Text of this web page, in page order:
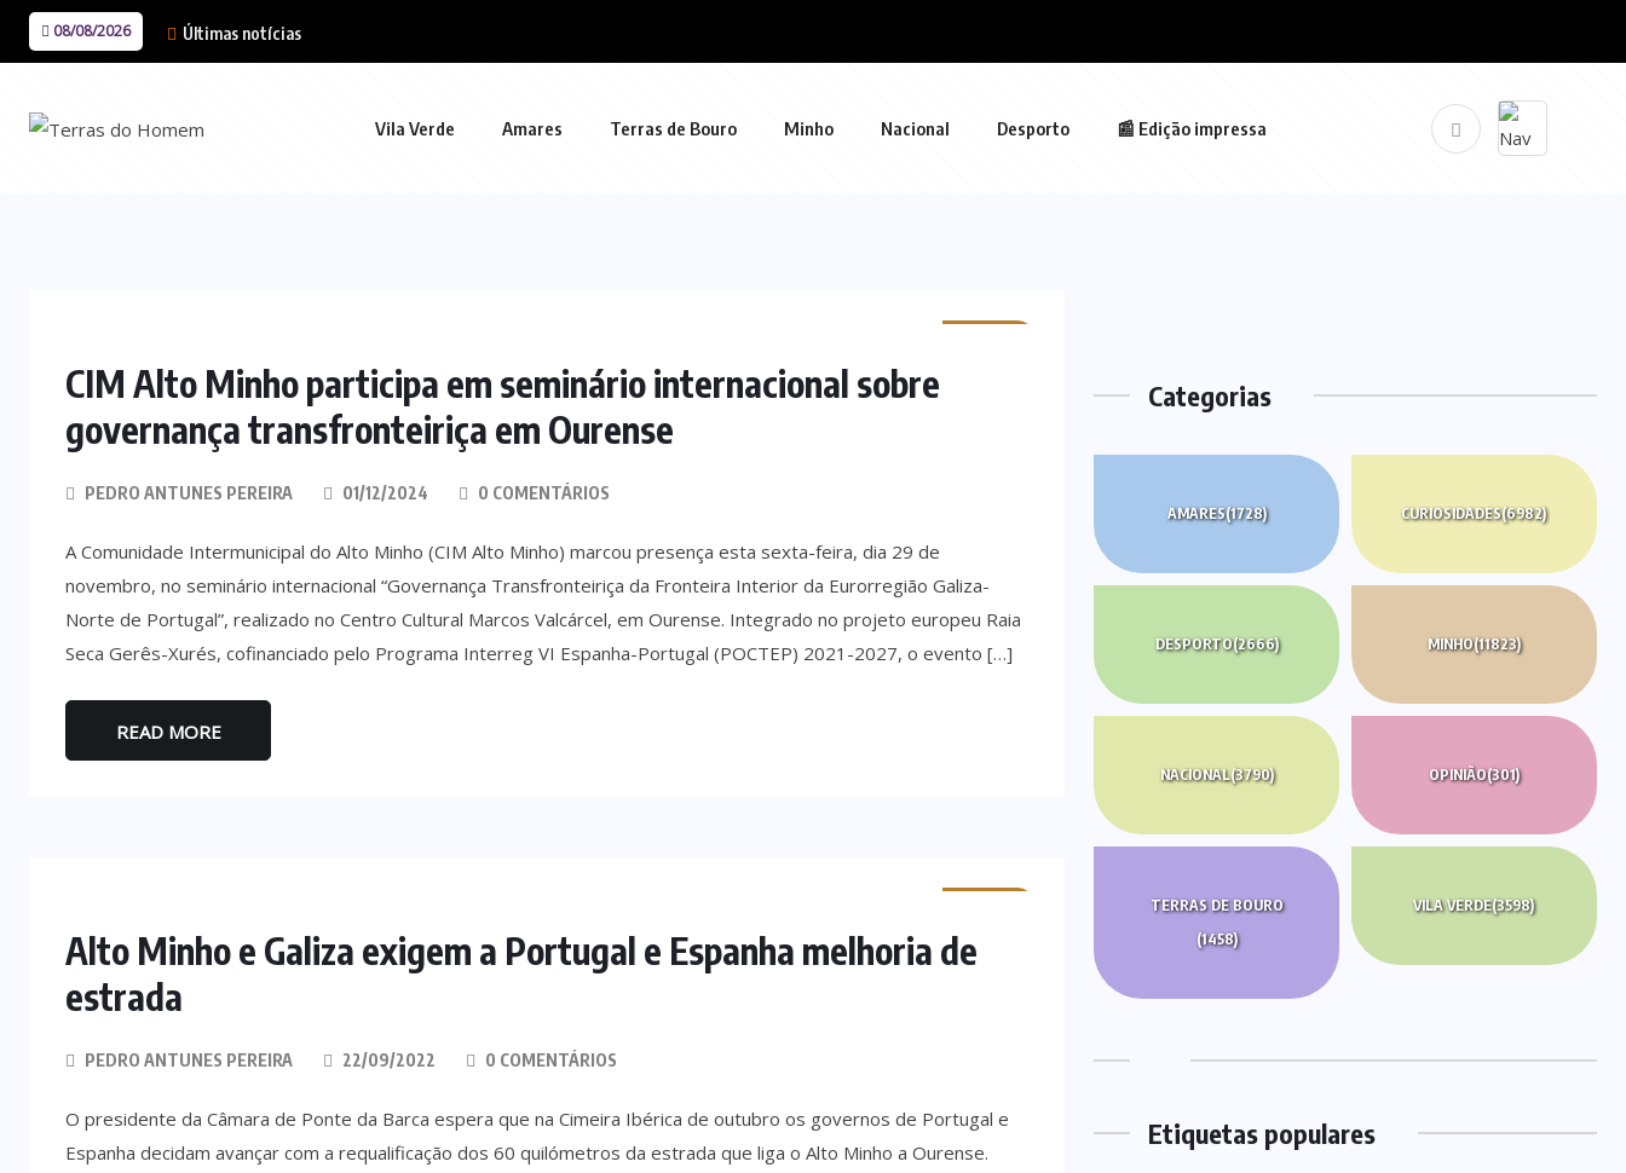
08/08/2026 Últimas notícias
Vila Verde Amares Terras de Bouro Minho Nacional Desporto 📰 Edição impressa
CIM Alto Minho participa em seminário internacional sobre
governança transfronteiriça em Ourense
PEDRO ANTUNES PEREIRA 01/12/2024 0 COMENTÁRIOS
A Comunidade Intermunicipal do Alto Minho (CIM Alto Minho) marcou presença esta sexta-feira, dia 29 de
novembro, no seminário internacional “Governança Transfronteiriça da Fronteira Interior da Eurorregião Galiza-
Norte de Portugal”, realizado no Centro Cultural Marcos Valcárcel, em Ourense. Integrado no projeto europeu Raia
Seca Gerês-Xurés, cofinanciado pelo Programa Interreg VI Espanha-Portugal (POCTEP) 2021-2027, o evento […]
READ MORE
Alto Minho e Galiza exigem a Portugal e Espanha melhoria de
estrada
PEDRO ANTUNES PEREIRA 22/09/2022 0 COMENTÁRIOS
O presidente da Câmara de Ponte da Barca espera que na Cimeira Ibérica de outubro os governos de Portugal e
Espanha decidam avançar com a requalificação dos 60 quilómetros da estrada que liga o Alto Minho a Ourense.
Categorias
AMARES(1728) CURIOSIDADES(6982)
DESPORTO(2666) MINHO(11823)
NACIONAL(3790) OPINIÃO(301)
TERRAS DE BOURO
(1458)
VILA VERDE(3598)
Etiquetas populares